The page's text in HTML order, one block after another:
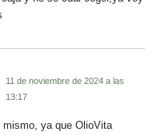
11 de noviembre de 2024 a las
13:17
ya que OlioVita